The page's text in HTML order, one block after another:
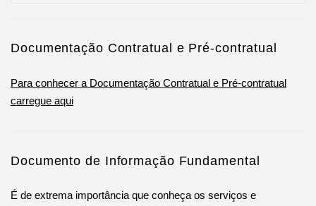
Documentação Contratual e Pré-contratual
Para conhecer a Documentação Contratual e Pré-contratual
carregue aqui
Documento de Informação Fundamental
É de extrema importância que conheça os serviços e